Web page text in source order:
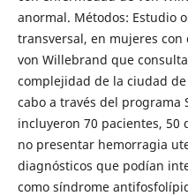
anormal. Métodos: Estudio
transversal, en mujeres
von Willebrand que
complejidad de la ciudad
cabo a través del programa
incluyeron 70 pacientes, 50
no presentar hemorragia
diagnósticos que podían
como síndrome